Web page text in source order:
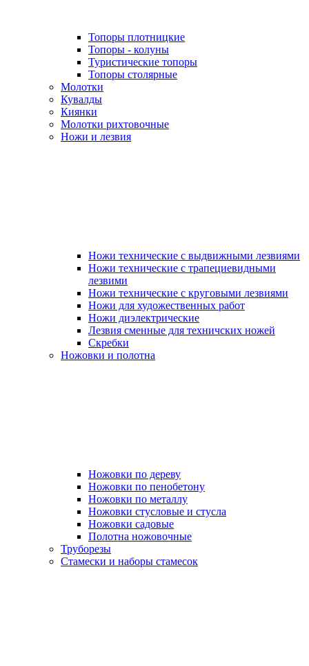
Топоры плотницкие
Топоры - колуны
Туристические топоры
Топоры столярные
Молотки
Кувалды
Киянки
Молотки рихтовочные
Ножи и лезвия
Ножи технические с выдвижными лезвиями
Ножи технические с трапециевидными
лезвими
Ножи технические с круговыми лезвиями
Ножи для художественных работ
Ножи диэлектрические
Лезвия сменные для техничских ножей
Скребки
Ножовки и полотна
Ножовки по дереву
Ножовки по пенобетону
Ножовки по металлу
Ножовки стусловые и стусла
Ножовки садовые
Полотна ножовочные
Труборезы
Стамески и наборы стамесок